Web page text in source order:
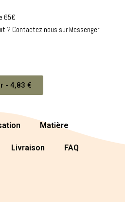
65€
? Contactez nous sur Messenger
- 4,83 €
Matière
Livraison FAQ